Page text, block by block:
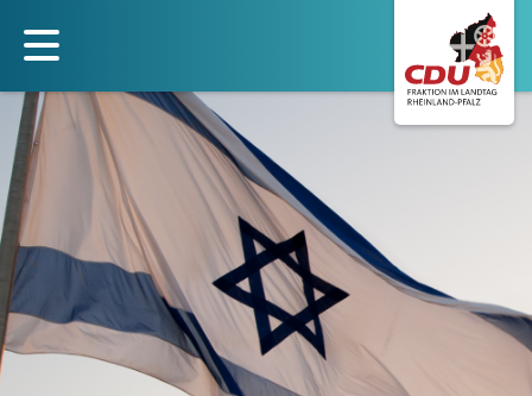
zum
Inhalt